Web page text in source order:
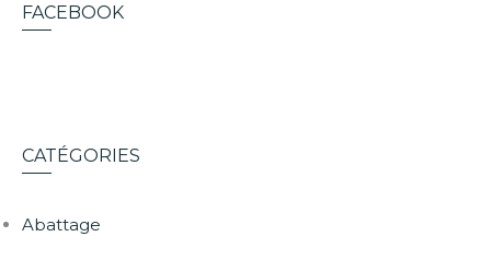
FACEBOOK
CATÉGORIES
Abattage